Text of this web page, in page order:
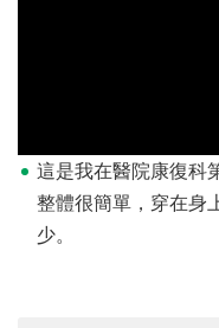
這是我在醫院康復科
整體很簡單，穿在身
少。